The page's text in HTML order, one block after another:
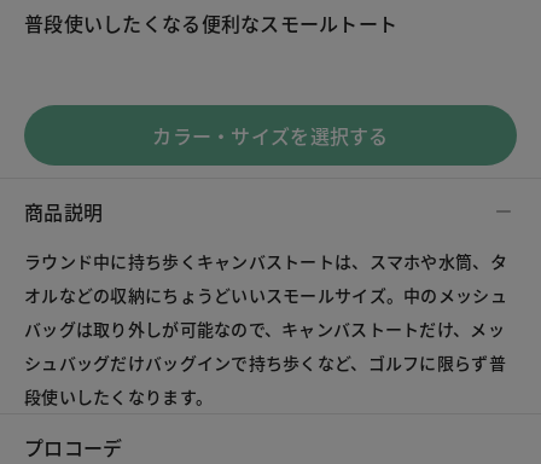
普段使いしたくなる便利なスモールトート
カラー・サイズを選択する
商品説明
ラウンド中に持ち歩くキャンバストートは、スマホや水筒、タ
オルなどの収納にちょうどいいスモールサイズ。中のメッシュ
バッグは取り外しが可能なので、キャンバストートだけ、メッ
シュバッグだけバッグインで持ち歩くなど、ゴルフに限らず普
段使いしたくなります。
プロコーデ
LINE X メール